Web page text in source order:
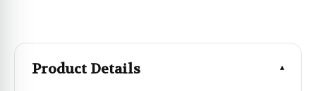
Product Details